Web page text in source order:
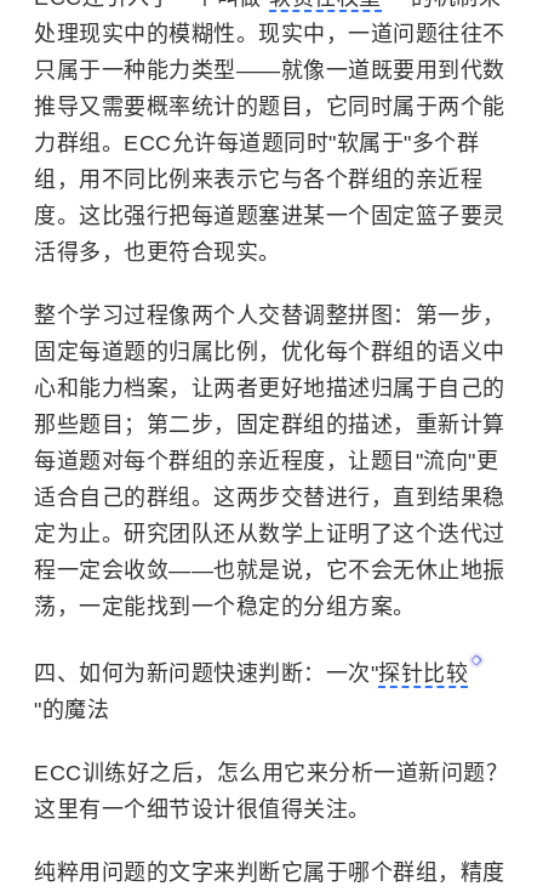
处理现实中的模糊性。现实中，一道问题往往不
只属于一种能力类型——就像一道既要用到代数
推导又需要概率统计的题目，它同时属于两个能
力群组。ECC允许每道题同时"软属于"多个群
组，用不同比例来表示它与各个群组的亲近程
度。这比强行把每道题塞进某一个固定篮子要灵
活得多，也更符合现实。
整个学习过程像两个人交替调整拼图：第一步，
固定每道题的归属比例，优化每个群组的语义中
心和能力档案，让两者更好地描述归属于自己的
那些题目；第二步，固定群组的描述，重新计算
每道题对每个群组的亲近程度，让题目"流向"更
适合自己的群组。这两步交替进行，直到结果稳
定为止。研究团队还从数学上证明了这个迭代过
程一定会收敛——也就是说，它不会无休止地振
荡，一定能找到一个稳定的分组方案。
四、如何为新问题快速判断：一次"探针比较
"的魔法
ECC训练好之后，怎么用它来分析一道新问题？
这里有一个细节设计很值得关注。
纯粹用问题的文字来判断它属于哪个群组，精度